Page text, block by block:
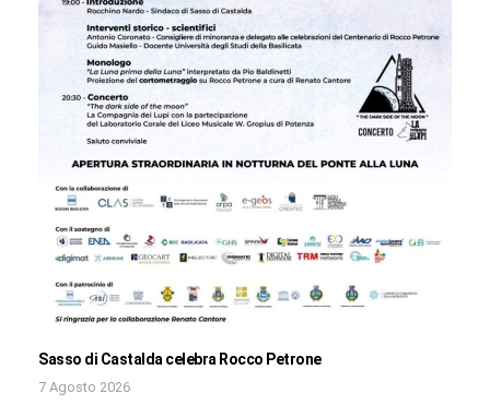
Sasso di Castalda celebra Rocco Petrone
7 Agosto 2026